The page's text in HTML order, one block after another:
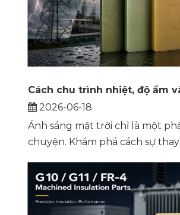
2026-06-18
Ánh sáng mặt trời chỉ là một
chuyện. Khám phá cách sự thay